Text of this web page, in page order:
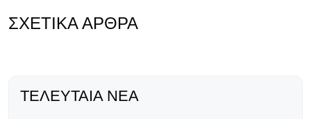
ΣΧΕΤΙΚΆ ΆΡΘΡΑ
ΤΕΛΕΥΤΑΊΑ ΝΈΑ